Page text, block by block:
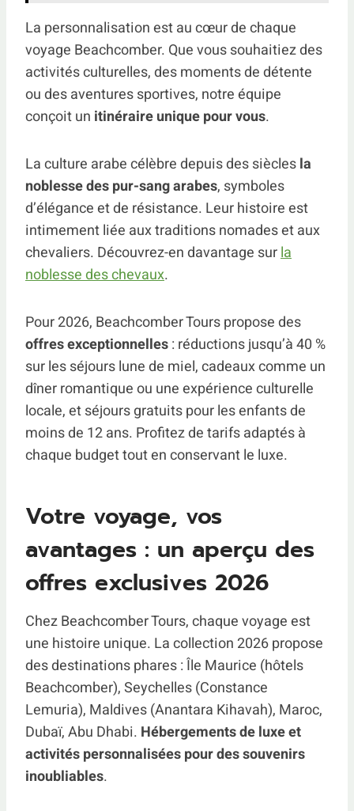
La personnalisation est au cœur de chaque
voyage Beachcomber. Que vous souhaitiez des
activités culturelles, des moments de détente
ou des aventures sportives, notre équipe
conçoit un itinéraire unique pour vous.
La culture arabe célèbre depuis des sièclesla
noblesse des pur-sang arabes, symboles
d’élégance et de résistance. Leur histoire est
intimement liée aux traditions nomades et aux
chevaliers. Découvrez-en davantage surla
noblesse des chevaux.
Pour 2026, Beachcomber Tours propose des
offres exceptionnelles: réductions jusqu’à 40 %
sur les séjours lune de miel, cadeaux comme un
dîner romantique ou une expérience culturelle
locale, et séjours gratuits pour les enfants de
moins de 12 ans. Profitez de tarifs adaptés à
chaque budget tout en conservant le luxe.
Votre voyage, vos
avantages : un aperçu des
offres exclusives 2026
Chez Beachcomber Tours, chaque voyage est
une histoire unique. La collection 2026 propose
des destinations phares : Île Maurice (hôtels
Beachcomber), Seychelles (Constance
Lemuria), Maldives (Anantara Kihavah), Maroc,
Dubaï, Abu Dhabi. Hébergements de luxe et
activités personnalisées pour des souvenirs
inoubliables.